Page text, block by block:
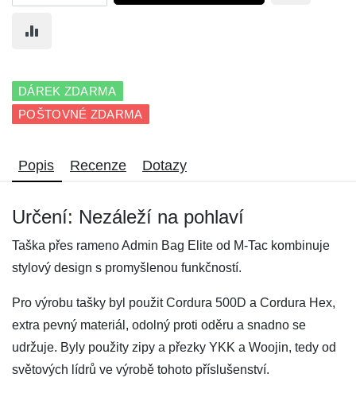
DÁREK ZDARMA
POŠTOVNÉ ZDARMA
Popis Recenze Dotazy
Určení: Nezáleží na pohlaví
Taška přes rameno Admin Bag Elite od M-Tac kombinuje
stylový design s promyšlenou funkčností.
Pro výrobu tašky byl použit Cordura 500D a Cordura Hex,
extra pevný materiál, odolný proti oděru a snadno se
udržuje. Byly použity zipy a přezky YKK a Woojin, tedy od
světových lídrů ve výrobě tohoto příslušenství.